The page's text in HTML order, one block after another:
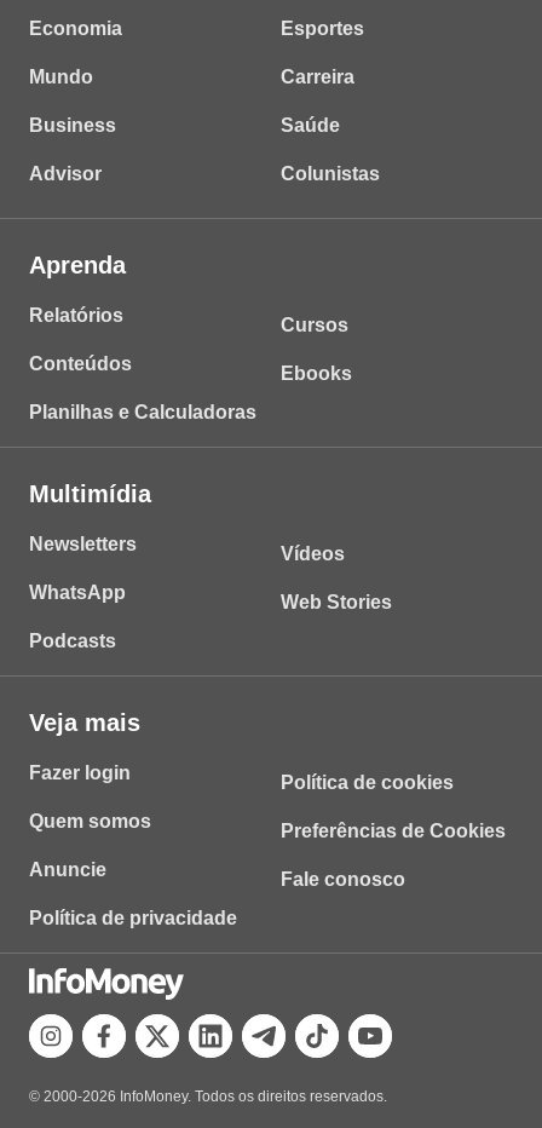
Economia
Mundo
Business
Advisor
Esportes
Carreira
Saúde
Colunistas
Aprenda
Relatórios
Conteúdos
Planilhas e Calculadoras
Cursos
Ebooks
Multimídia
Newsletters
WhatsApp
Podcasts
Vídeos
Web Stories
Veja mais
Fazer login
Quem somos
Anuncie
Política de privacidade
Política de cookies
Preferências de Cookies
Fale conosco
© 2000-2026 InfoMoney. Todos os direitos reservados.